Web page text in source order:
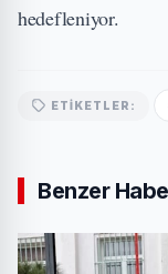
hedefleniyor.
ETIKETLER:
Benzer